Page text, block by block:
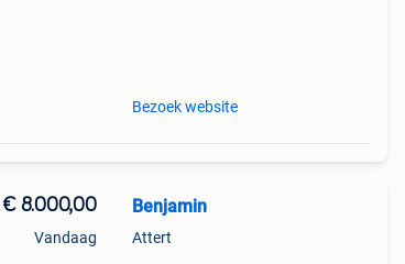
Bezoek website
€ 8.000,00
Vandaag
Benjamin
Attert